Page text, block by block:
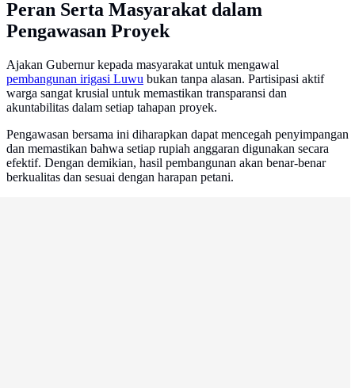
Peran Serta Masyarakat dalam
Pengawasan Proyek
Ajakan Gubernur kepada masyarakat untuk mengawal
pembangunan irigasi Luwu bukan tanpa alasan. Partisipasi aktif
warga sangat krusial untuk memastikan transparansi dan
akuntabilitas dalam setiap tahapan proyek.
Pengawasan bersama ini diharapkan dapat mencegah penyimpangan
dan memastikan bahwa setiap rupiah anggaran digunakan secara
efektif. Dengan demikian, hasil pembangunan akan benar-benar
berkualitas dan sesuai dengan harapan petani.